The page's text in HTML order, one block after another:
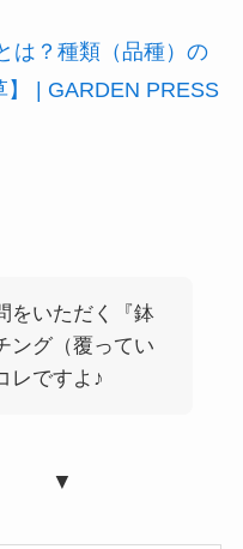
は？種類（品種）の
| GARDEN PRESS
をいただく『鉢
ング（覆ってい
レですよ♪
▼